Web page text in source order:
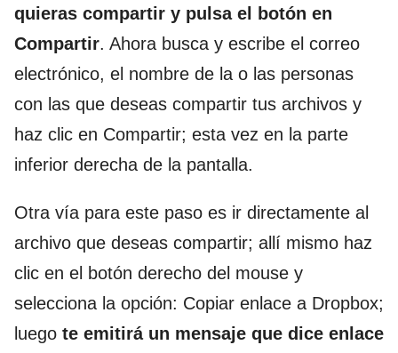
quieras compartir y pulsa el botón en
Compartir. Ahora busca y escribe el correo
electrónico, el nombre de la o las personas
con las que deseas compartir tus archivos y
haz clic en Compartir; esta vez en la parte
inferior derecha de la pantalla.
Otra vía para este paso es ir directamente al
archivo que deseas compartir; allí mismo haz
clic en el botón derecho del mouse y
selecciona la opción: Copiar enlace a Dropbox;
luego te emitirá un mensaje que dice enlace